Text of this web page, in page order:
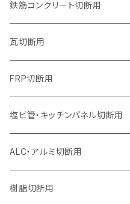
セグメント
セグメント（特殊凸凹加工チップ）
355mm（14インチ）
セグメント
セグメント（特殊凸凹加工チップ）
405mm（16インチ）
セグメントタイプ
セグメントタイプ
ウェーブタイプ
255mm（10インチ）
セグメントタイプ
305mm（12インチ）
セグメント
セグメント（特殊凸凹加工チップ）
355mm（14インチ）
セグメント
セグメント（特殊凸凹加工チップ）
セグメントタイプ
ウェーブタイプ
230mm（9インチ）
セグメントタイプ
ウェーブタイプ
255mm（10インチ）
セグメントタイプ
305mm（12インチ）
セグメント
セグメント（特殊凸凹加工チップ）
355mm（14インチ）
セグメント
セグメント（特殊凸凹加工チップ）
セグメントタイプ
205mm（8インチ）
セグメントタイプ
230mm（9インチ）
セグメントタイプ
255mm（10インチ）
セグメントタイプ（一般道路カッター用
305mm（12インチ）
セグメントタイプ
セグメントタイプ（一般道路カッター用
355mm（14インチ）
セグメントタイプ
405mm（16インチ）
セグメントタイプ
180mm（7インチ）
セグメントタイプ
205mm（8インチ）
セグメントタイプ
230mm（9インチ）
セグメントタイプ
305mm（12インチ）
セグメントタイプ
埋設鋳鉄管工事対応タイプ
355mm（14インチ）
セグメントタイプ
405mm（16インチ）
セグメントタイプ
ウェーブタイプ
150mm（6インチ）
セグメントタイプ
ウェーブタイプ
180mm（7インチ）
セグメントタイプ
ウェーブタイプ
205mm（8インチ）
セグメントタイプ
ウェーブタイプ
230mm（9インチ）
セグメントタイプ
ウェーブタイプ
255mm（10インチ）
セグメントタイプ
305mm（12インチ）
105mm（4インチ）
セグメントタイプ
125mm（5インチ）
セグメントタイプ
150mm（6インチ）
セグメントタイプ
180mm（7インチ）
セグメントタイプ
205mm（8インチ）
セグメントタイプ
230mm（9インチ）
鉄筋コンクリート切断用
305mm（12インチ）
セグメントタイプ
355mm（14インチ）
セグメントタイプ
405mm（16インチ）
セグメントタイプ
瓦切断用
105mm（4インチ）
FRP切断用
125ｍｍ（5インチ）
塩ビ管・キッチンパネル切断用
125ｍｍ（5インチ）
ALC・アルミ切断用
305mm（12インチ）
樹脂切断用